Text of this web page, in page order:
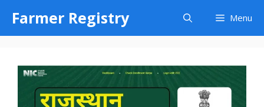
content
Farmer Registry Menu